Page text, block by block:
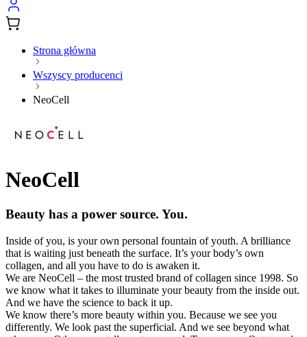
Strona główna
Wszyscy producenci
NeoCell
NeoCell
Beauty has a power source. You.
Inside of you, is your own personal fountain of youth. A brilliance
that is waiting just beneath the surface. It’s your body’s own
collagen, and all you have to do is awaken it.
We are NeoCell – the most trusted brand of collagen since 1998. So
we know what it takes to illuminate your beauty from the inside out.
And we have the science to back it up.
We know there’s more beauty within you. Because we see you
differently. We look past the superficial. And we see beyond what